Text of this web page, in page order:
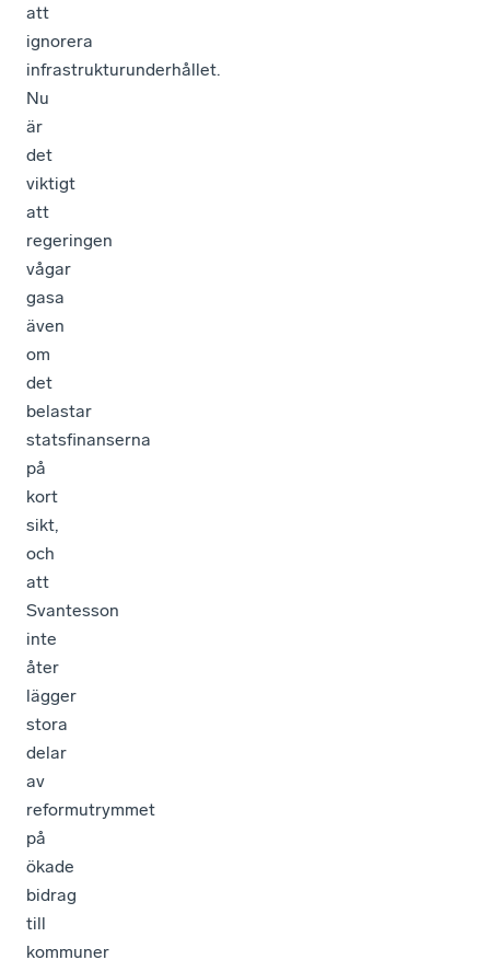
att
ignorera
infrastrukturunderhållet.
Nu
är
det
viktigt
att
regeringen
vågar
gasa
även
om
det
belastar
statsfinanserna
på
kort
sikt,
och
att
Svantesson
inte
åter
lägger
stora
delar
av
reformutrymmet
på
ökade
bidrag
till
kommuner